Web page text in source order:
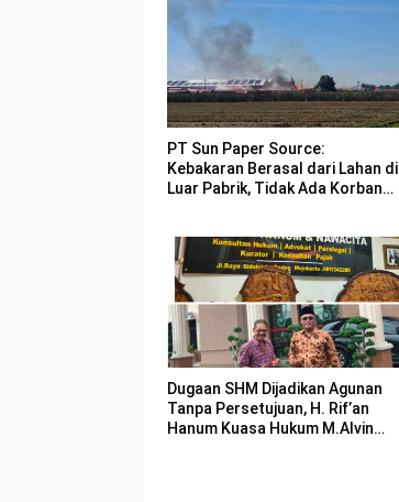
PT Sun Paper Source:
Kebakaran Berasal dari Lahan di
Luar Pabrik, Tidak Ada Korban
Dugaan SHM Dijadikan Agunan
Tanpa Persetujuan, H. Rif’an
Hanum Kuasa Hukum M.Alvin